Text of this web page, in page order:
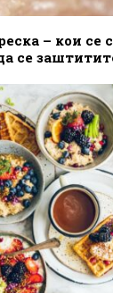
– кои се
се